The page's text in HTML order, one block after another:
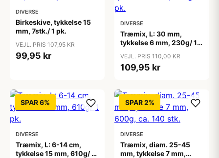
DIVERSE
Birkeskive, tykkelse 15
mm, 7stk./ 1 pk.
VEJL. PRIS 107,95 KR
99,95 kr
DIVERSE
Træmix, L: 30 mm,
tykkelse 6 mm, 230g/ 1
VEJL. PRIS 110,00 KR
109,95 kr
SPAR 6%
DIVERSE
Træmix, L: 6-14 cm,
tykkelse 15 mm, 610g/ 1
SPAR 2%
DIVERSE
Træmix, diam. 25-45
mm, tykkelse 7 mm,